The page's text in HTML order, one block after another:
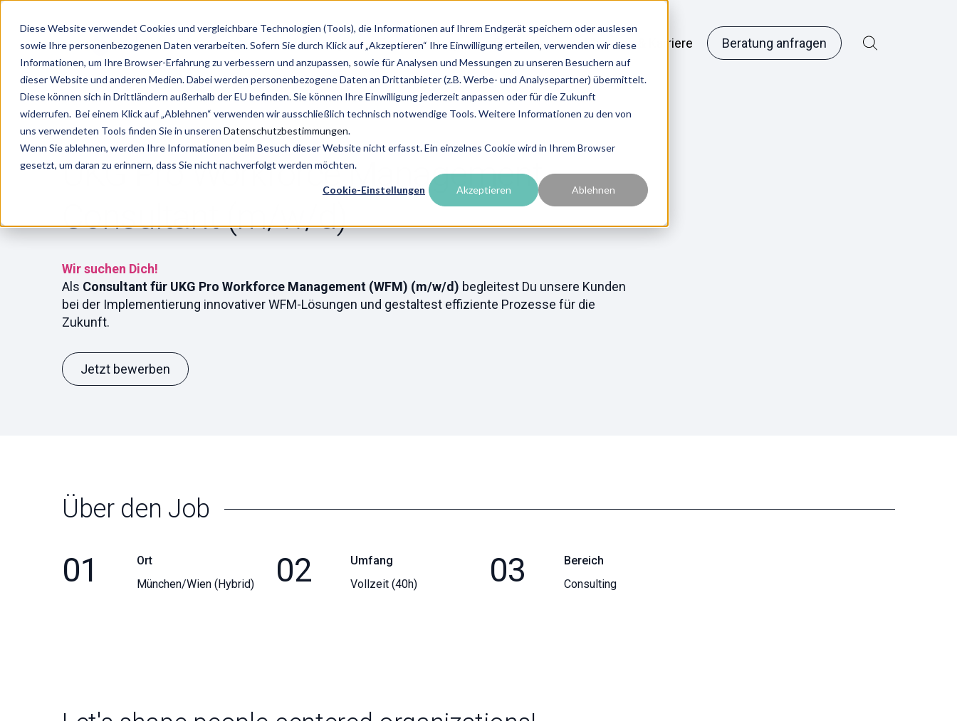
Diese Website verwendet Cookies und vergleichbare Technologien (Tools), die Informationen auf Ihrem Endgerät speichern oder auslesen
sowie Ihre personenbezogenen Daten verarbeiten. Sofern Sie durch Klick auf „Akzeptieren“ Ihre Einwilligung erteilen, verwenden wir diese
Informationen, um Ihre Browser-Erfahrung zu verbessern und anzupassen, sowie für Analysen und Messungen zu unseren Besuchern auf
dieser Website und anderen Medien. Dabei werden personenbezogene Daten an Drittanbieter (z.B. Werbe- und Analysepartner) übermittelt.
Diese können sich in Drittländern außerhalb der EU befinden. Sie können Ihre Einwilligung jederzeit anpassen oder für die Zukunft
widerrufen. Bei einem Klick auf „Ablehnen“ verwenden wir ausschließlich technisch notwendige Tools. Weitere Informationen zu den von
uns verwendeten Tools finden Sie in unseren Datenschutzbestimmungen.
Wenn Sie ablehnen, werden Ihre Informationen beim Besuch dieser Website nicht erfasst. Ein einzelnes Cookie wird in Ihrem Browser
gesetzt, um daran zu erinnern, dass Sie nicht nachverfolgt werden möchten.
Cookie-Einstellungen Akzeptieren Ablehnen
Leistungen Partnerlösungen Ressourcen Über uns & Karriere Beratung anfragen
Karriere / Jobs
UKG Pro Workforce Management
Consultant (m/w/d)
Wir suchen Dich!
Als Consultant für UKG Pro Workforce Management (WFM) (m/w/d) begleitest Du unsere Kunden
bei der Implementierung innovativer WFM-Lösungen und gestaltest effiziente Prozesse für die
Zukunft.
Jetzt bewerben
Über den Job
01
Ort
München/Wien (Hybrid)
02
Umfang
Vollzeit (40h)
03
Bereich
Consulting